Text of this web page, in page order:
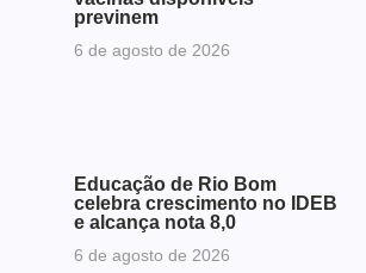
previnem
6 de agosto de 2026
Educação de Rio Bom
celebra crescimento no IDEB
e alcança nota 8,0
6 de agosto de 2026